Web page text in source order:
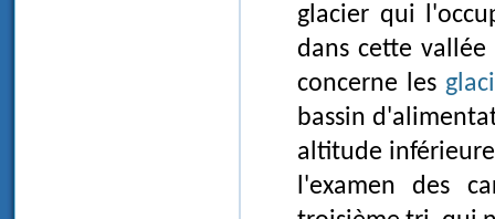
glacier qui
dans cette
concerne les
bassin
altitude
l'examen des